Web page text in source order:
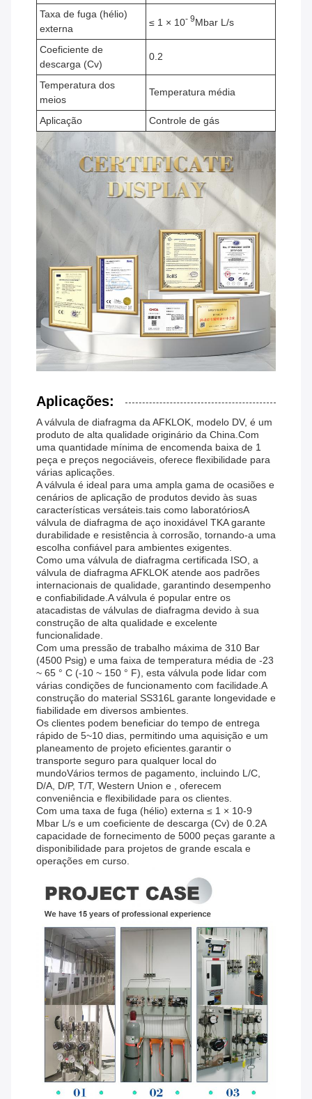
Taxa de fuga (hélio)
externa
≤ 1 × 10- 9Mbar L/s
Coeficiente de
descarga (Cv)
0.2
Temperatura dos
meios
Temperatura média
Aplicação Controle de gás
Aplicações:
A válvula de diafragma da AFKLOK, modelo DV, é um
produto de alta qualidade originário da China.Com
uma quantidade mínima de encomenda baixa de 1
peça e preços negociáveis, oferece flexibilidade para
várias aplicações.
A válvula é ideal para uma ampla gama de ocasiões e
cenários de aplicação de produtos devido às suas
características versáteis.tais como laboratóriosA
válvula de diafragma de aço inoxidável TKA garante
durabilidade e resistência à corrosão, tornando-a uma
escolha confiável para ambientes exigentes.
Como uma válvula de diafragma certificada ISO, a
válvula de diafragma AFKLOK atende aos padrões
internacionais de qualidade, garantindo desempenho
e confiabilidade.A válvula é popular entre os
atacadistas de válvulas de diafragma devido à sua
construção de alta qualidade e excelente
funcionalidade.
Com uma pressão de trabalho máxima de 310 Bar
(4500 Psig) e uma faixa de temperatura média de -23
~ 65 ° C (-10 ~ 150 ° F), esta válvula pode lidar com
várias condições de funcionamento com facilidade.A
construção do material SS316L garante longevidade e
fiabilidade em diversos ambientes.
Os clientes podem beneficiar do tempo de entrega
rápido de 5~10 dias, permitindo uma aquisição e um
planeamento de projeto eficientes.garantir o
transporte seguro para qualquer local do
mundoVários termos de pagamento, incluindo L/C,
D/A, D/P, T/T, Western Union e , oferecem
conveniência e flexibilidade para os clientes.
Com uma taxa de fuga (hélio) externa ≤ 1 × 10-9
Mbar L/s e um coeficiente de descarga (Cv) de 0.2A
capacidade de fornecimento de 5000 peças garante a
disponibilidade para projetos de grande escala e
operações em curso.